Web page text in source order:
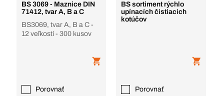
BS 3069 - Maznice DIN
71412, tvar A, B a C
BS3069, tvar A, B a C -
12 veľkostí - 300 kusov
Porovnať
BS sortiment rýchlo
upínacích čistiacich
kotúčov
Porovnať